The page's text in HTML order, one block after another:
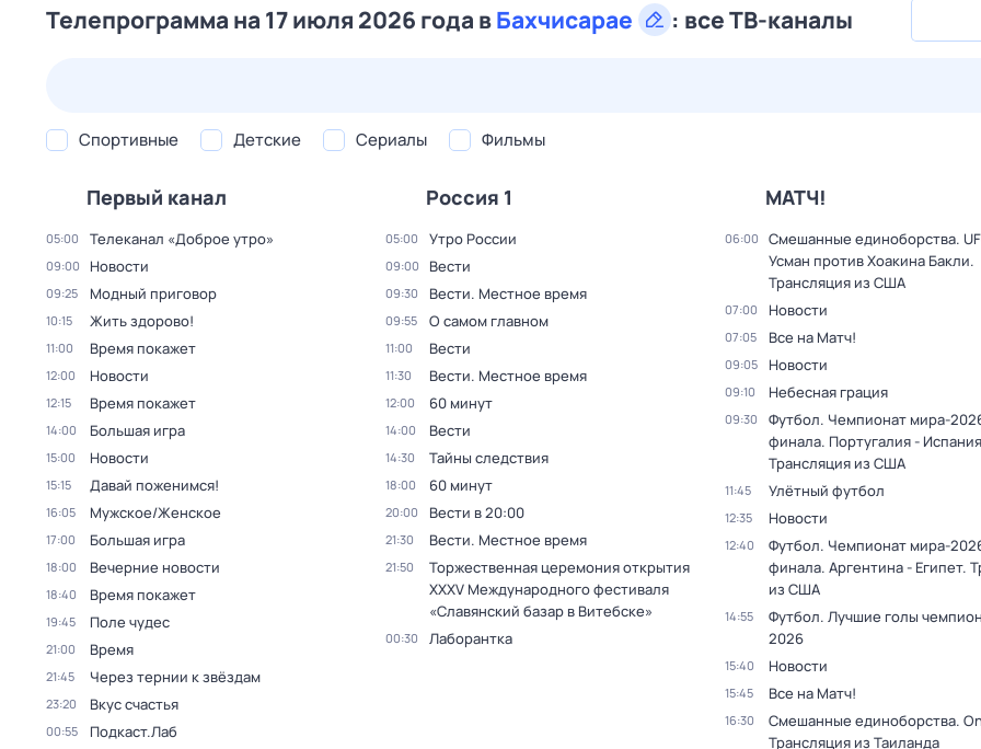
Телепрограмма на 17 июля 2026 года вБахчисарае : все ТВ-каналы
Спортивные Детские Сериалы Фильмы
Первый канал
05:00 Телеканал «Доброе утро»
09:00 Новости
09:25 Модный приговор
10:15 Жить здорово!
11:00 Время покажет
12:00 Новости
12:15 Время покажет
14:00 Большая игра
15:00 Новости
15:15 Давай поженимся!
16:05 Мужское/Женское
17:00 Большая игра
18:00 Вечерние новости
18:40 Время покажет
19:45 Поле чудес
21:00 Время
21:45 Через тернии к звёздам
23:20 Вкус счастья
00:55 Подкаст.Лаб
Россия 1
05:00 Утро России
09:00 Вести
09:30 Вести. Местное время
09:55 О самом главном
11:00 Вести
11:30 Вести. Местное время
12:00 60 минут
14:00 Вести
14:30 Тайны следствия
18:00 60 минут
20:00 Вести в 20:00
21:30 Вести. Местное время
21:50
Торжественная церемония открытия
XXXV Международного фестиваля
«Славянский базар в Витебске»
00:30 Лаборантка
МАТЧ!
06:00
Смешанные единоборства.
Усман против Хоакина Бакли.
Трансляция из США
07:00 Новости
07:05 Все на Матч!
09:05 Новости
09:10 Небесная грация
09:30
Футбол. Чемпионат мира-
финала. Португалия -
Трансляция из США
11:45 Улётный футбол
12:35 Новости
12:40
Футбол. Чемпионат мира-
финала. Аргентина - Египет.
из США
14:55
Футбол. Лучшие голы
2026
15:40 Новости
15:45 Все на Матч!
16:30
Смешанные единоборства.
Трансляция из Таиланда